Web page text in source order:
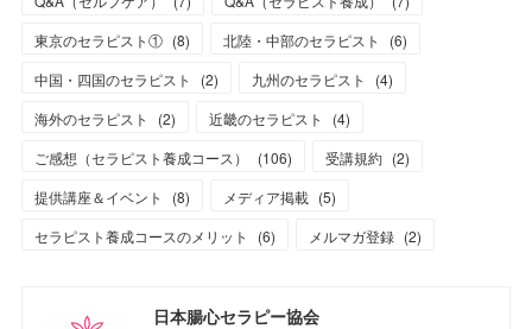
東京のセラピスト① (8) 北陸・中部のセラピスト (6)
中国・四国のセラピスト
(2) 九州のセラピスト (4)
海外のセラピスト
(2) 近畿のセラピスト (4)
ご感想（セラピスト養成コース）
(106) 受講規約 (2)
提供講座＆イベント
(8) メディア掲載 (5)
セラピスト養成コースのメリット
(6) メルマガ登録 (2)
日本腸心セラピー協会